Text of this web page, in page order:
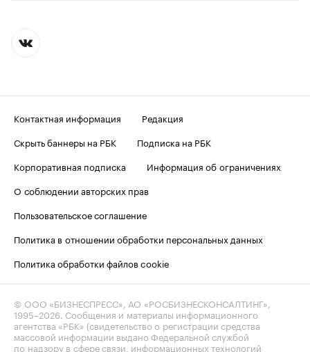
Контактная информация
Редакция
Скрыть баннеры на РБК
Подписка на РБК
Корпоративная подписка
Информация об ограничениях
О соблюдении авторских прав
Пользовательское соглашение
Политика в отношении обработки персональных данных
Политика обработки файлов cookie
© ООО «БИЗНЕСПРЕСС», АО «РОСБИЗНЕСКОНСАЛТИНГ»,
1995–2026 . Сообщения и материалы информационного
агентства «РБК» (свидетельство о регистрации средства
массовой информации выдано Федеральной службой
по надзору в сфере связи, информационных технологий